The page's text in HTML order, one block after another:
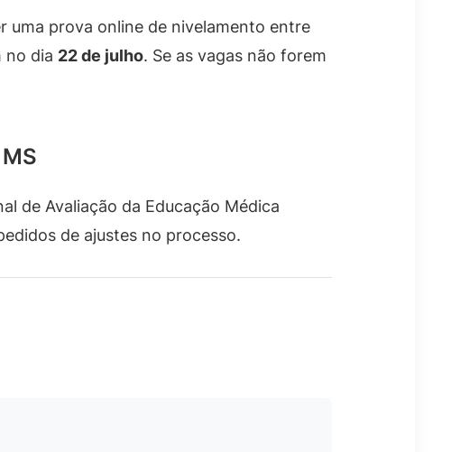
uma prova online de nivelamento entre
no dia 22 de julho. Se as vagas não forem
de Avaliação da Educação Médica
de ajustes no processo.